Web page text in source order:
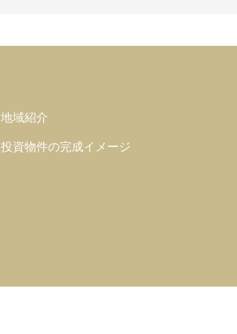
地域紹介
投資物件の完成イメージ